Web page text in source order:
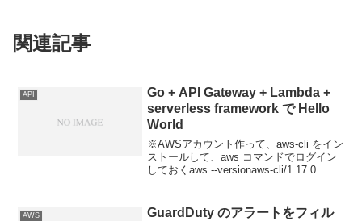
関連記事
API
Go + API Gateway + Lambda +
serverless framework で Hello
World
※AWSアカウント作って、aws-cli をイン
ストールして、aws コマンドでログイン
しておくaws --versionaws-cli/1.17.0
AWS
GuardDuty のアラートをフィル